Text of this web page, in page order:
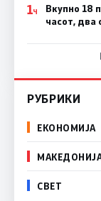
1Ч
Вкупно 18
часот, два
РУБРИКИ
ЕКОНОМИЈА
СВЕТ